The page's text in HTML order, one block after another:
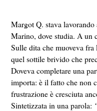
Margot Q. stava
Marino, dove studia. A un
Sulle dita che muoveva
quel sottile brivido che
Doveva completare una
importa: è il fatto che non
frustrazione è cresciuta
Sintetizzata in una parola: